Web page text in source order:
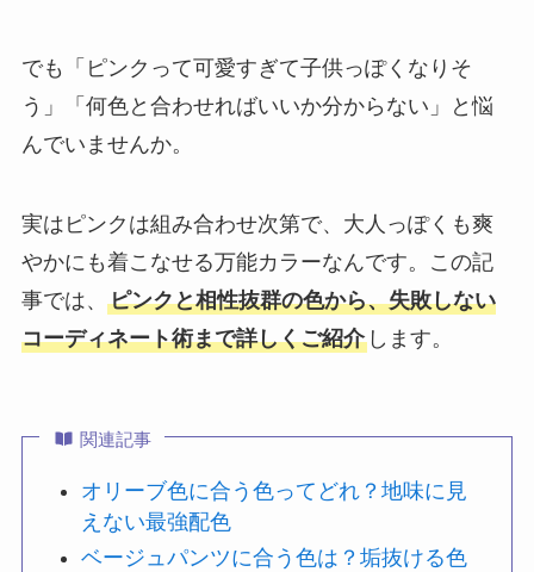
でも「ピンクって可愛すぎて子供っぽくなりそ
う」「何色と合わせればいいか分からない」と悩
んでいませんか。
実はピンクは組み合わせ次第で、大人っぽくも爽
やかにも着こなせる万能カラーなんです。この記
事では、 ピンクと相性抜群の色から、失敗しない
コーディネート術まで詳しくご紹介します。
関連記事
オリーブ色に合う色ってどれ？地味に見
えない最強配色
ベージュパンツに合う色は？垢抜ける色